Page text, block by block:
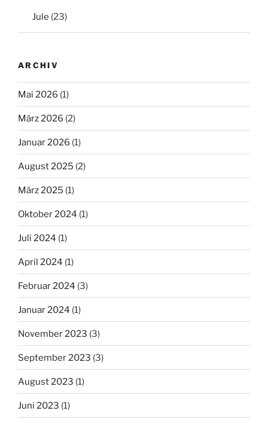
Jule (23)
ARCHIV
Mai 2026 (1)
März 2026 (2)
Januar 2026 (1)
August 2025 (2)
März 2025 (1)
Oktober 2024 (1)
Juli 2024 (1)
April 2024 (1)
Februar 2024 (3)
Januar 2024 (1)
November 2023 (3)
September 2023 (3)
August 2023 (1)
Juni 2023 (1)